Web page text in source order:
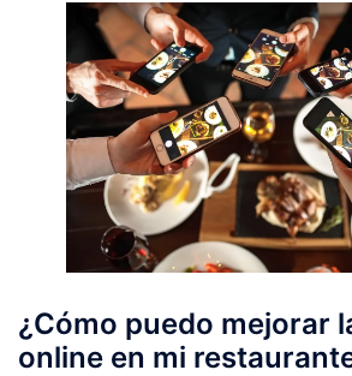
¿Cómo puedo mejorar
online en mi